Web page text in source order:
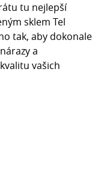
tu nejlepší
sklem Tel
tak, aby dokonale
a
vašich
splývá s